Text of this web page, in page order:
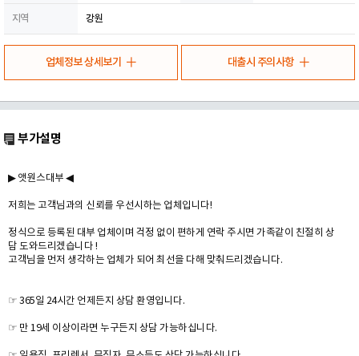
지역 강원
업체정보 상세보기 대출시 주의사항
부가설명
▶ 앳원스대부 ◀
저희는 고객님과의 신뢰를 우선시하는 업체입니다!
정식으로 등록된 대부 업체이며 걱정 없이 편하게 연락 주시면 가족같이 친절히 상
담 도와드리겠습니다 !
고객님을 먼저 생각하는 업체가 되어 최선을 다해 맞춰드리겠습니다.
☞ 365일 24시간 언제든지 상담 환영입니다.
☞ 만 19세 이상이라면 누구든지 상담 가능하십니다.